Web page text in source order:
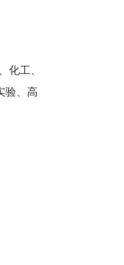
化工、
验、高